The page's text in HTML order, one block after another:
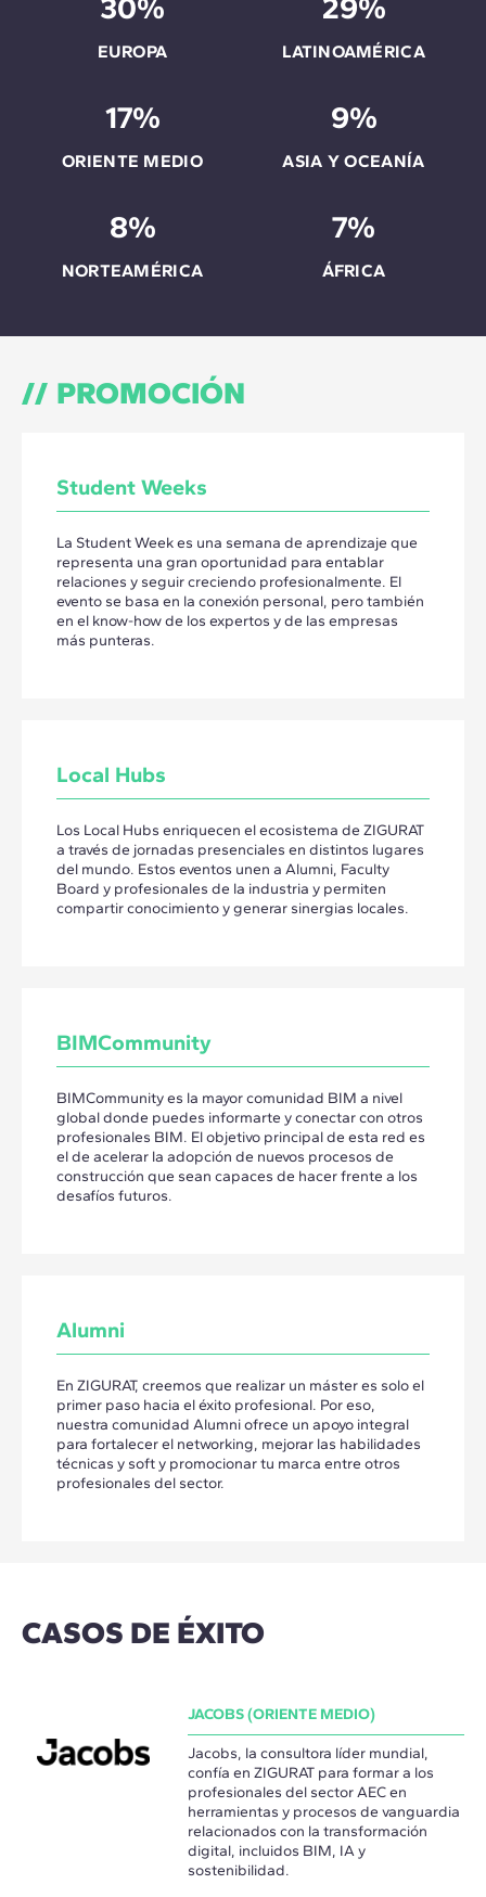
30%
EUROPA
29%
LATINOAMÉRICA
17%
ORIENTE MEDIO
9%
ASIA Y OCEANÍA
8%
NORTEAMÉRICA
7%
ÁFRICA
PROMOCIÓN
Student Weeks
La Student Week es una semana de aprendizaje que
representa una gran oportunidad para entablar
relaciones y seguir creciendo profesionalmente. El
evento se basa en la conexión personal, pero también
en el know-how de los expertos y de las empresas
más punteras.
Local Hubs
Los Local Hubs enriquecen el ecosistema de ZIGURAT
a través de jornadas presenciales en distintos lugares
del mundo. Estos eventos unen a Alumni, Faculty
Board y profesionales de la industria y permiten
compartir conocimiento y generar sinergias locales.
BIMCommunity
BIMCommunity es la mayor comunidad BIM a nivel
global donde puedes informarte y conectar con otros
profesionales BIM. El objetivo principal de esta red es
el de acelerar la adopción de nuevos procesos de
construcción que sean capaces de hacer frente a los
desafíos futuros.
Alumni
En ZIGURAT, creemos que realizar un máster es solo el
primer paso hacia el éxito profesional. Por eso,
nuestra comunidad Alumni ofrece un apoyo integral
para fortalecer el networking, mejorar las habilidades
técnicas y soft y promocionar tu marca entre otros
profesionales del sector.
CASOS DE ÉXITO
JACOBS (ORIENTE MEDIO)
Jacobs, la consultora líder mundial,
confía en ZIGURAT para formar a los
profesionales del sector AEC en
herramientas y procesos de vanguardia
relacionados con la transformación
digital, incluidos BIM, IA y
sostenibilidad.